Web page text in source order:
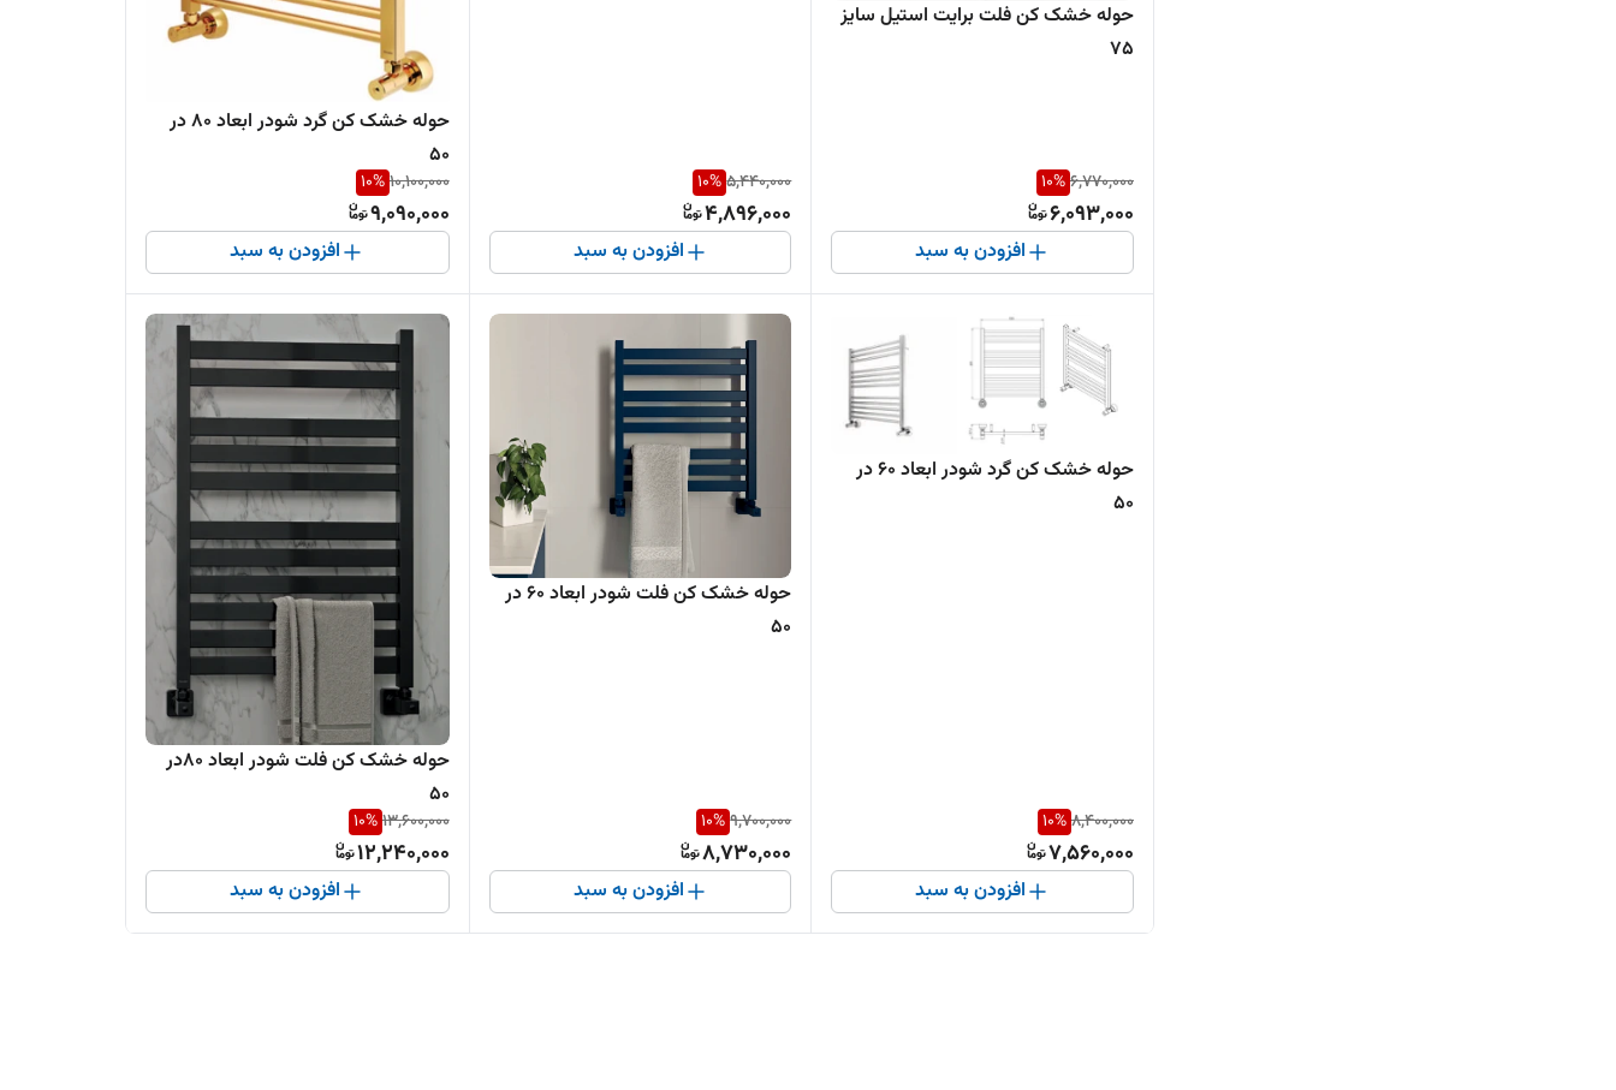
حوله خشک کن فلت برایت استیل سایز
75
6,770,000
10%
6,093,000
افزودن به سبد
5,440,000
10%
4,896,000
افزودن به سبد
حوله خشک کن گرد شودر ابعاد 80 در
50
10,100,000
10%
9,090,000
افزودن به سبد
حوله خشک کن گرد شودر ابعاد 60 در
50
8,400,000
10%
7,560,000
افزودن به سبد
حوله خشک کن فلت شودر ابعاد 60 در
50
9,700,000
10%
8,730,000
افزودن به سبد
حوله خشک کن فلت شودر ابعاد 80در
50
13,600,000
10%
12,240,000
افزودن به سبد